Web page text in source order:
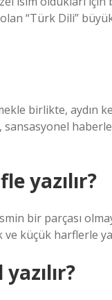
“Türk Dili”
birlikte, aydın
yazılır?
bir parçası
küçük harflerle